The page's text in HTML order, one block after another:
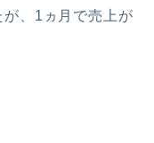
が、1ヵ月で売上が